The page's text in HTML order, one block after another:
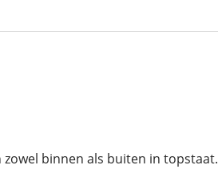
zowel binnen als buiten in topstaat.